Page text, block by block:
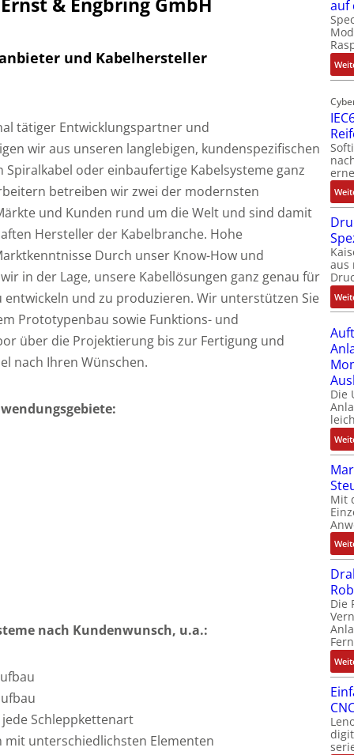
und Kabelhersteller
tätiger Entwicklungspartner und
wir aus unseren langlebigen, kundenspezifischen
oder einbaufertige Kabelsysteme ganz
betreiben wir zwei der modernsten
und Kunden rund um die Welt und sind damit
Hersteller der Kabelbranche. Hohe
Durch unser Know-How und
in der Lage, unsere Kabellösungen ganz genau für
entwickeln und zu produzieren. Wir unterstützen Sie
Prototypenbau sowie Funktions- und
über die Projektierung bis zur Fertigung und
nach Ihren Wünschen.
nach Kundenwunsch, u.a.:
Schleppkettenart
unterschiedlichsten Elementen
auf
aus
Die
Mit
Die